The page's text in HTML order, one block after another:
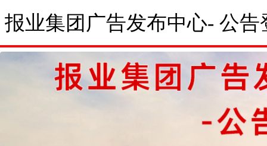
报业集团广告发布中心- 公告